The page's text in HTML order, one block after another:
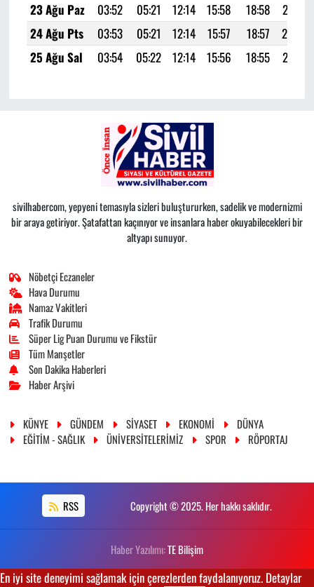
23 Ağu Paz
03:52 05:21 12:14 15:58 18:58
20:21
24 Ağu Pts
03:53 05:21 12:14 15:57 18:57
20:19
25 Ağu Sal
03:54 05:22 12:14 15:56 18:55 20:17
sivilhabercom, yepyeni temasıyla sizleri buluştururken, sadelik ve modernizmi
bir araya getiriyor. Şatafattan kaçınıyor ve insanlara haber okuyabilecekleri bir
altyapı sunuyor.
Nöbetçi Eczaneler
Hava Durumu
Namaz Vakitleri
Trafik Durumu
Süper Lig Puan Durumu ve Fikstür
Tüm Manşetler
Son Dakika Haberleri
Haber Arşivi
KÜNYE GÜNDEM SİYASET EKONOMİ
DÜNYA
EĞİTİM - SAĞLIK
ÜNİVERSİTELERİMİZ SPOR RÖPORTAJ
RSS Copyright © 2025. Her hakkı saklıdır.
Haber Yazılımı:TE Bilişim
En iyi site deneyimi sağlamak için çerezlerden faydalanıyoruz. Detaylar